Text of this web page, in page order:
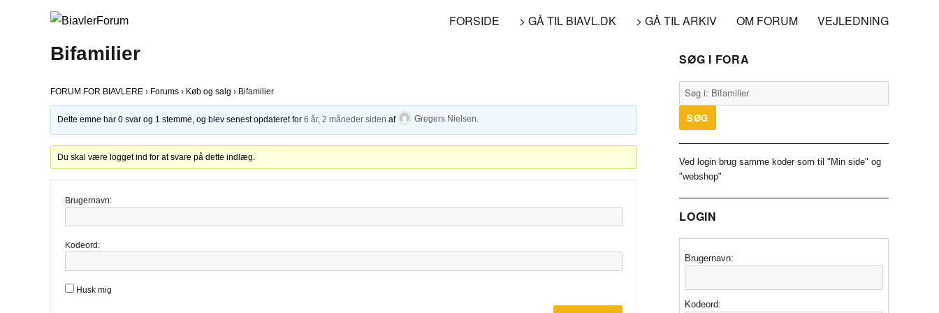
FORSIDE > GÅ TIL BIAVL.DK > GÅ TIL ARKIV OM FORUM VEJLEDNING
Bifamilier
FORUM FOR BIAVLERE › Forums › Køb og salg › Bifamilier
Dette emne har 0 svar og 1 stemme, og blev senest opdateret for6 år, 2 måneder siden af Gregers Nielsen
Du skal være logget ind for at svare på dette indlæg.
Brugernavn:
Kodeord:
Husk mig
SØG I FORA
Ved login brug samme koder som til "Min side" og
"webshop"
LOGIN
Brugernavn:
Kodeord: